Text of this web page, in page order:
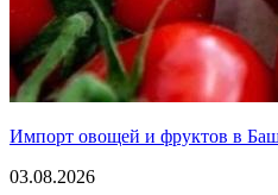
Импорт овощей и фруктов в
03.08.2026